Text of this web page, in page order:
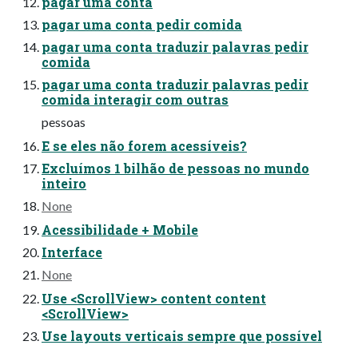
pagar uma conta pedir comida
pagar uma conta traduzir palavras pedir
comida
pagar uma conta traduzir palavras pedir
comida interagir com outras
pessoas
E se eles não forem acessíveis?
Excluímos 1 bilhão de pessoas no mundo
inteiro
None
Acessibilidade + Mobile
Interface
None
Use <ScrollView> content content
<ScrollView>
Use layouts verticais sempre que possível